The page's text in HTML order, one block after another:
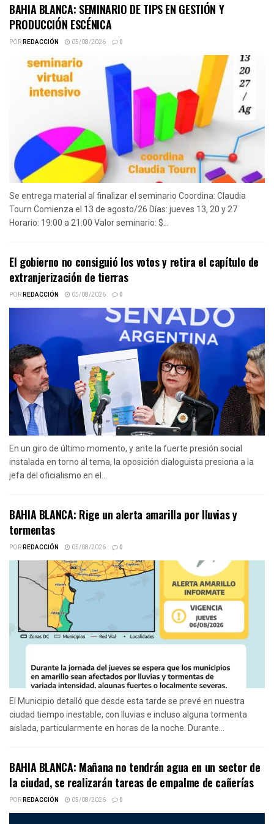
BAHIA BLANCA: SEMINARIO DE TIPS EN GESTIÓN Y
PRODUCCIÓN ESCÉNICA
PORREDACCIÓN 05/08/2026 0
Se entrega material al finalizar el seminario Coordina: Claudia
Tourn Comienza el 13 de agosto/26 Días: jueves 13, 20 y 27
Horario: 19:00 a 21:00 Valor seminario: $...
El gobierno no consiguió los votos y retira el capítulo de
extranjerización de tierras
PORREDACCIÓN 05/08/2026 0
En un giro de último momento, y ante la fuerte presión social
instalada en torno al tema, la oposición dialoguista presiona a la
jefa del oficialismo en el...
BAHIA BLANCA: Rige un alerta amarilla por lluvias y
tormentas
PORREDACCIÓN 05/08/2026 0
El Municipio detalló que desde esta tarde se prevé en nuestra
ciudad tiempo inestable, con lluvias e incluso alguna tormenta
aislada, particularmente en horas de la noche. Durante...
BAHIA BLANCA: Mañana no tendrán agua en un sector de
la ciudad, se realizarán tareas de empalme de cañerías
PORREDACCIÓN 05/08/2026 0